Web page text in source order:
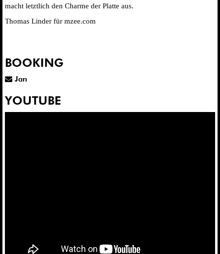
macht letzt­lich den Charme der Plat­te aus.
Tho­mas Lin­der für mzee.com
BOOKING
Jan
YOUTUBE